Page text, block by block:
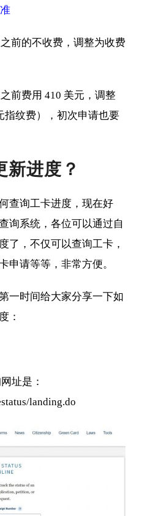
前的不收费，调整为收费
前费用 410 美元，调整
指纹费），初次申请也要
新进度？
查询工卡进度，现在好
询系统，各位可以通过自
了，不仅可以查询工卡，
申请等等，非常方便。
一时间给大家分享一下如
：
址是：
landing.do